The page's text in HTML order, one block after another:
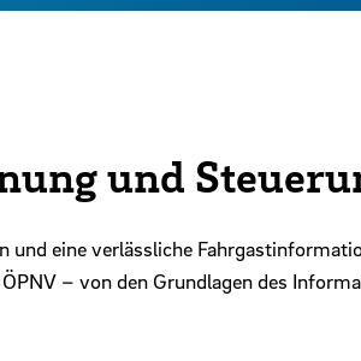
und
eine verlässliche
– von den Grundlagen des